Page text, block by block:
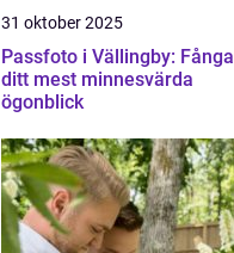
31 oktober 2025
Passfoto i Vällingby: Fånga
ditt mest minnesvärda
ögonblick